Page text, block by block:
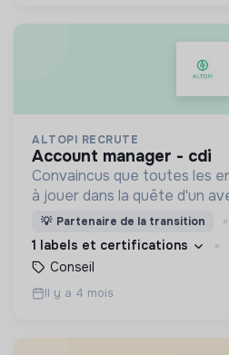
ALTOPI RECRUTE
account manager - cdi
Convaincus que toutes les
à jouer dans la quête d'un
s’est donnée pour mission
pour parvenir ensemble à
💡 Partenaire de la transition
1 labels et certifications
Conseil
Il y a 4 mois